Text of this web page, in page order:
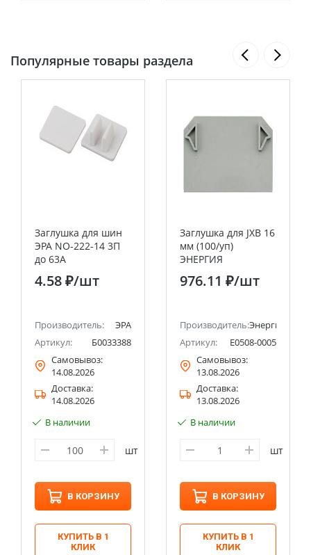
Популярные товары раздела
Заглушка для шин
ЭРА NO-222-14 3П
до 63А
4.58 ₽/шт
Производитель:
ЭРА
Артикул:
Б0033388
Самовывоз:
14.08.2026
Доставка:
14.08.2026
В наличии
шт
В КОРЗИНУ
КУПИТЬ В 1
КЛИК
Заглушка для JXB 16
мм (100/уп)
ЭНЕРГИЯ
976.11 ₽/шт
Производитель:Энергия
Артикул:
Е0508-0005
Самовывоз:
13.08.2026
Доставка:
13.08.2026
В наличии
шт
В КОРЗИНУ
КУПИТЬ В 1
КЛИК